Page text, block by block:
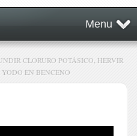
Menu
CLORURO POTÁSICO, HERVIR
EN BENCENO